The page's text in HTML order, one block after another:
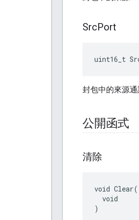
SrcPort
uint16_t
封包中的來源通
公開函式
清除
void Clear(
  void
)